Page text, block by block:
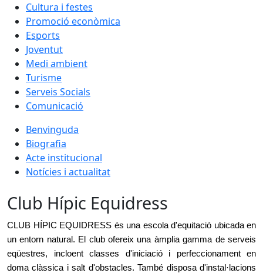
Cultura i festes
Promoció econòmica
Esports
Joventut
Medi ambient
Turisme
Serveis Socials
Comunicació
Benvinguda
Biografia
Acte institucional
Notícies i actualitat
Club Hípic Equidress
CLUB HÍPIC EQUIDRESS és una escola d'equitació ubicada en
un entorn natural. El club ofereix una àmplia gamma de serveis
eqüestres, incloent classes d'iniciació i perfeccionament en
doma clàssica i salt d'obstacles. També disposa d'instal·lacions